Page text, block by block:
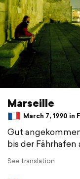
Marseille
March 7, 1990 in
Gut
bis der
See translation